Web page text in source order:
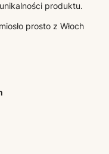
produktu.
prosto z Włoch